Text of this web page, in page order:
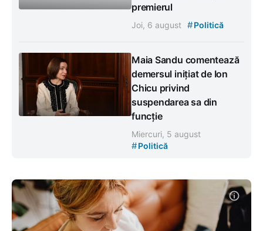
premierul
Joi, 6 august #Politică
Maia Sandu comentează
demersul inițiat de Ion
Chicu privind
suspendarea sa din
funcție
Miercuri, 5 august
#Politică